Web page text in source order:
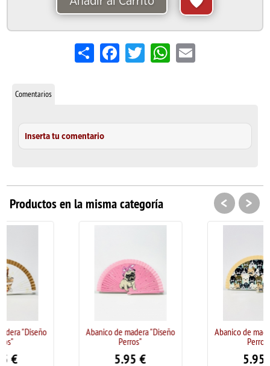
Share FacebookTwitterWhatsApp
Email
Comentarios
Inserta tu comentario
Productos en la misma categoría
Abanico de madera "Diseño
Abanico de madera "Diseño
< >